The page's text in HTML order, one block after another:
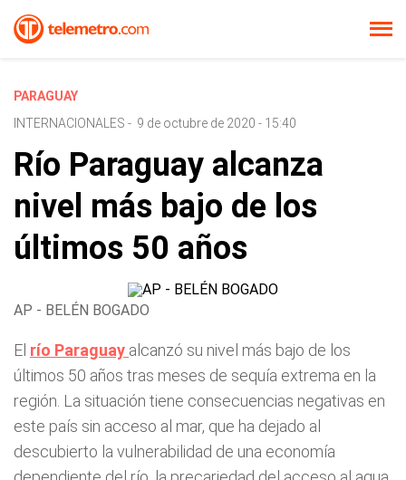
PARAGUAY
INTERNACIONALES - 9 de octubre de 2020 - 15:40
Río Paraguay alcanza
nivel más bajo de los
últimos 50 años
AP - BELÉN BOGADO
El río Paraguay alcanzó su nivel más bajo de los
últimos 50 años tras meses de sequía extrema en la
región. La situación tiene consecuencias negativas en
este país sin acceso al mar, que ha dejado al
descubierto la vulnerabilidad de una economía